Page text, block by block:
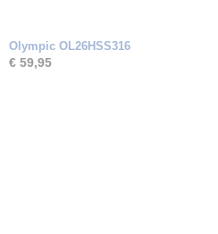
Olympic OL26HSS316
€ 59,95